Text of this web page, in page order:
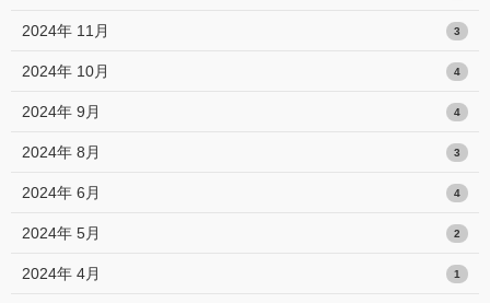
2024年 11月 3
2024年 10月 4
2024年 9月 4
2024年 8月 3
2024年 6月 4
2024年 5月 2
2024年 4月 1